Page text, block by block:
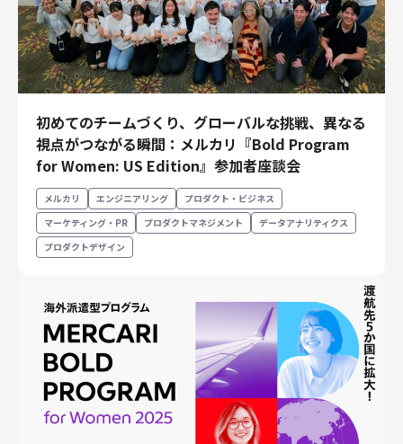
初めてのチームづくり、グローバルな挑戦、異なる
視点がつながる瞬間：メルカリ『Bold Program
for Women: US Edition』参加者座談会
メルカリ エンジニアリング
プロダクト・ビジネス
マーケティング・PR
プロダクトマネジメント
データアナリティクス
プロダクトデザイン